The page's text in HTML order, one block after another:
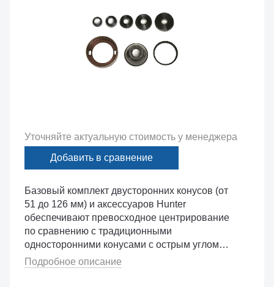
Базовый комплект двусторонних конусов (от
51 до 126 мм) и аксессуаров Hunter
обеспечивают превосходное центрирование
по сравнению с традиционными
односторонними конусами с острым углом
конусности. Комплект конусов подходит для
большинства колёс легковых автомобилей.
Подробное описание
Уточняйте актуальную стоимость у менеджера
Добавить в сравнение